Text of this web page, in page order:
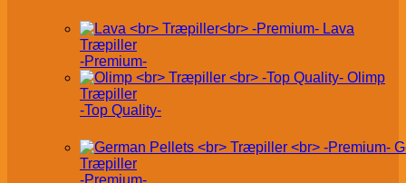
Lava
Træpiller
-Premium-
Olimp
Træpiller
-Top Quality-
Træpiller
-Premium-